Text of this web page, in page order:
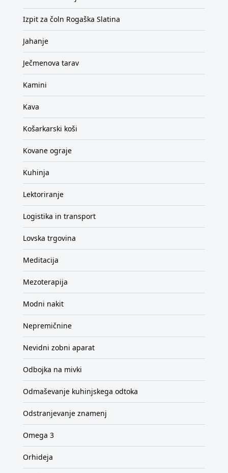
Izpit za čoln Rogaška Slatina
Jahanje
Ječmenova tarav
Kamini
Kava
Košarkarski koši
Kovane ograje
Kuhinja
Lektoriranje
Logistika in transport
Lovska trgovina
Meditacija
Mezoterapija
Modni nakit
Nepremičnine
Nevidni zobni aparat
Odbojka na mivki
Odmaševanje kuhinjskega odtoka
Odstranjevanje znamenj
Omega 3
Orhideja